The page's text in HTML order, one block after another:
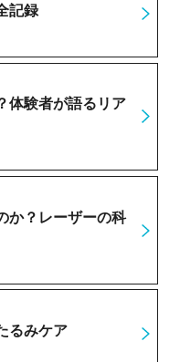
記録
体験者が語るリア
か？レーザーの科
るみケア